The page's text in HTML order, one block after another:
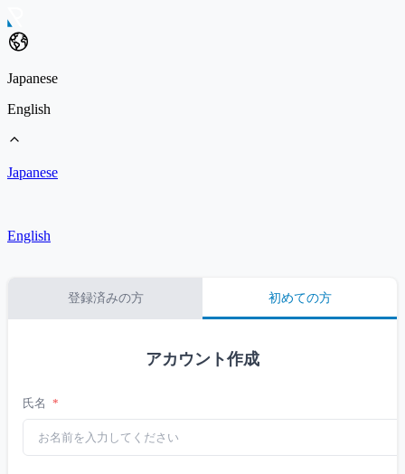
Japanese
English
Japanese
English
登録済みの方 初めての方
アカウント作成
氏名 *